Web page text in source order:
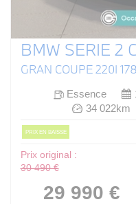
BMW SERIE 2
GRAN COUPE 220I
Essence
34 022km
PRIX EN BAISSE
Prix original :
30 490 €
29 990 €